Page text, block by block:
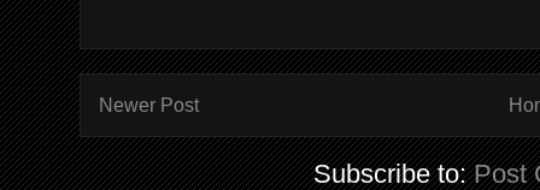
Newer Post
Subscribe to:Post